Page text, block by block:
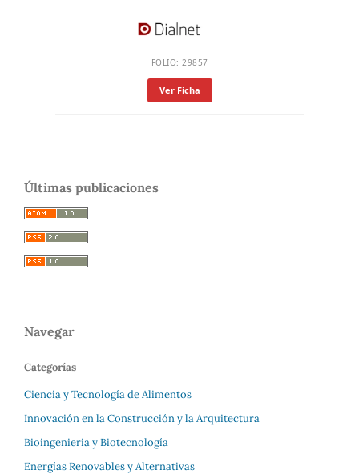
FOLIO: 29857
Ver Ficha
Últimas publicaciones
Navegar
Categorías
Ciencia y Tecnología de Alimentos
Innovación en la Construcción y la Arquitectura
Bioingeniería y Biotecnología
Energías Renovables y Alternativas